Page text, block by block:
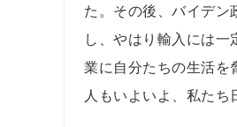
た。その後、バイデン
し、やはり輸入には
業に自分たちの生活を
人もいよいよ、私たち